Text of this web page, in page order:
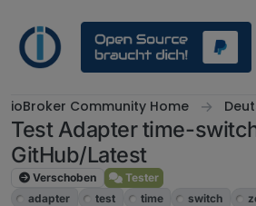
ioBroker Community Home
Test Adapter time-
GitHub/Latest
Verschoben
Tester
adapter
test time switch